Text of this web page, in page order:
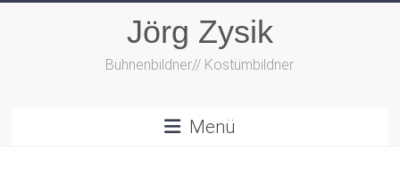
Jörg Zysik
Bühnenbildner// Kostümbildner
Menü